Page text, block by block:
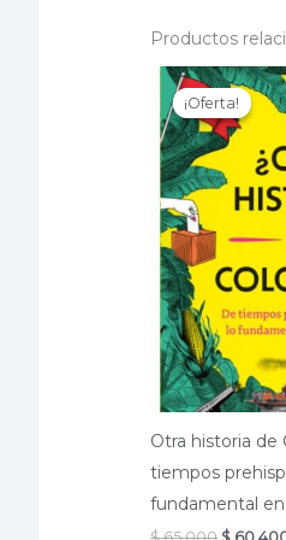
Productos
¡Oferta!
¡Oferta!
Otra historia de
tiempos
fundamental en
El